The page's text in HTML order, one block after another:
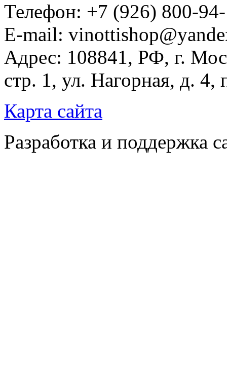
Телефон: +7 (926) 800-
E-mail:
Адрес: 108841, РФ, г.
стр. 1, ул. Нагорная, д.
Карта сайта
Разработка и поддержка